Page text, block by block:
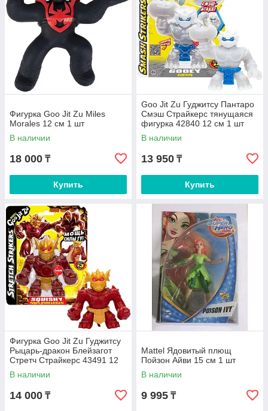
Фигурка Goo Jit Zu Miles
Morales 12 см 1 шт
В наличии
18 000 ₸
Купить
Goo Jit Zu Гуджитсу Пантаро
Смэш Страйкерс тянущаяся
фигурка 42840 12 см 1 шт
В наличии
13 950 ₸
Купить
Фигурка Goo Jit Zu Гуджитсу
Рыцарь-дракон Блейзагот
Стретч Страйкерс 43491 12
см 1 шт
В наличии
14 000 ₸
Mattel Ядовитый плющ
Пойзон Айви 15 см 1 шт
В наличии
9 995 ₸